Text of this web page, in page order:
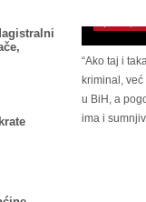
“Ako taj i
kriminal,
u BiH, a
ima i
CRNI